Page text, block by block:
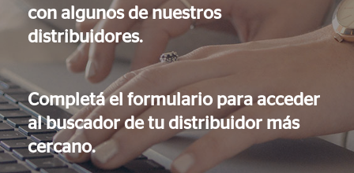
con algunos de nuestros
distribuidores.
Completá el formulario para acceder
al buscador de tu distribuidor más
cercano.